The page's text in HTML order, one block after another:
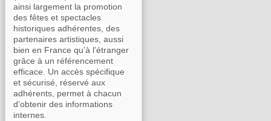
ainsi largement la promotion
des fêtes et spectacles
historiques adhérentes, des
partenaires artistiques, aussi
bien en France qu’à l’étranger
grâce à un référencement
efficace. Un accès spécifique
et sécurisé, réservé aux
adhérents, permet à chacun
d’obtenir des informations
internes.